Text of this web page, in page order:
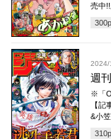
売中
300
2024/
週
※「
【
&小
310